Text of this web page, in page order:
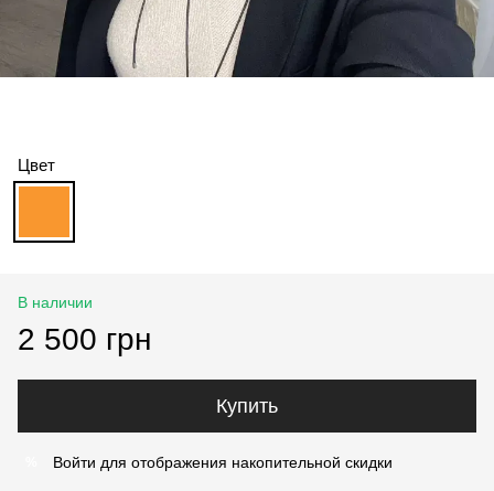
Цвет
В наличии
2 500 грн
Купить
Войти для отображения накопительной скидки